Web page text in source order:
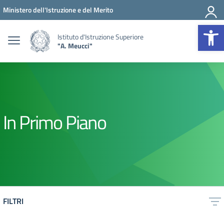
Vai ai contenuti
Vai al menu di navigazione
Vai al footer
Ministero dell'Istruzione e del Merito
Istituto d'Istruzione Superiore
"A. Meucci"
In Primo Piano
FILTRI